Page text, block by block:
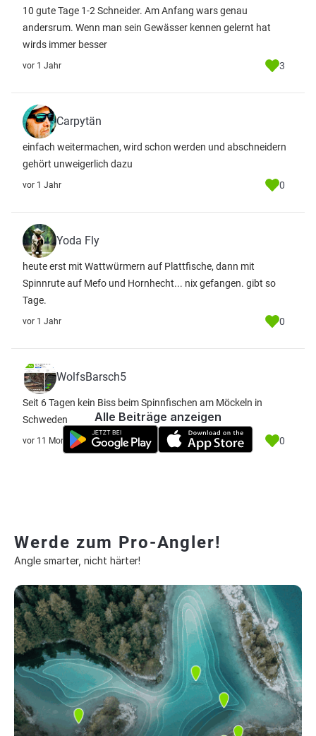
10 gute Tage 1-2 Schneider. Am Anfang wars genau
andersrum. Wenn man sein Gewässer kennen gelernt hat
wirds immer besser
vor 1 Jahr 3
Carpytän
einfach weitermachen, wird schon werden und abschneidern
gehört unweigerlich dazu
vor 1 Jahr 0
Yoda Fly
heute erst mit Wattwürmern auf Plattfische, dann mit
Spinnrute auf Mefo und Hornhecht... nix gefangen. gibt so
Tage.
vor 1 Jahr 0
WolfsBarsch5
Seit 6 Tagen kein Biss beim Spinnfischen am Möckeln in
Schweden
vor 11 Monate 0
Alle Beiträge anzeigen
Werde zum Pro-Angler!
Angle smarter, nicht härter!